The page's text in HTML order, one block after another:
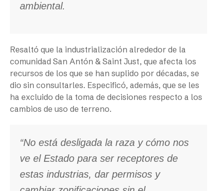
ambiental.
Resaltó que la industrialización alrededor de la
comunidad San Antón & Saint Just, que afecta los
recursos de los que se han suplido por décadas, se
dio sin consultarles. Especificó, además, que se les
ha excluido de la toma de decisiones respecto a los
cambios de uso de terreno.
“No está desligada la raza y cómo nos
ve el Estado para ser receptores de
estas industrias, dar permisos y